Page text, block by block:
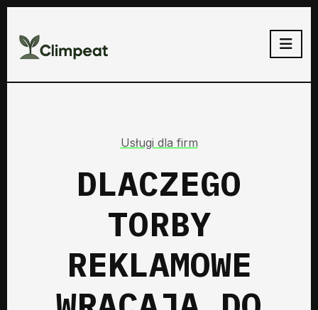
Usługi dla firm
DLACZEGO
TORBY
REKLAMOWE